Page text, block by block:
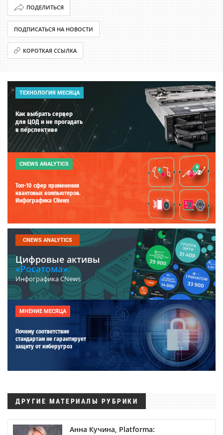
ПОДЕЛИТЬСЯ
ПОДПИСАТЬСЯ НА НОВОСТИ
КОРОТКАЯ ССЫЛКА
ТЕХНОЛОГИЯ МЕСЯЦА
Как выбрать сервер
для ЦОД и не прогадать
в перспективе
CNEWS ANALYTICS
Топ-10 сфер применения
квантовых компьютеров.
Инфографика CNews
CNEWS ANALYTICS
Цифровые активы
«Росатома».
Инфографика CNews
МНЕНИЕ МЕСЯЦА
Почему соответствие
стандартам не гарантирует
защиту от киберугроз
ДРУГИЕ МАТЕРИАЛЫ РУБРИКИ
Анна Кучина, Platforma: